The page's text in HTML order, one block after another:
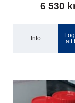
6 530
Info
att